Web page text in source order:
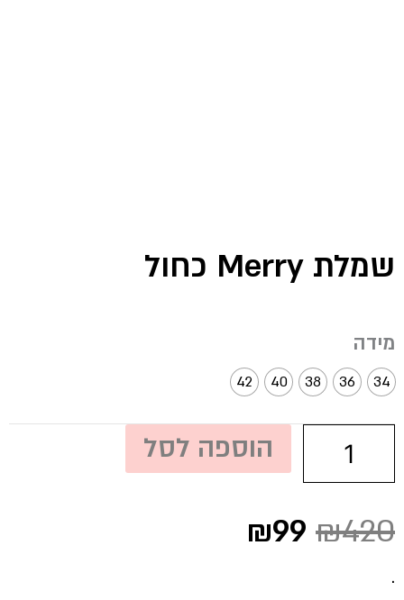
שמלת Merry כחול
מידה
34
36
38
40
42
של
שמלת
Merry
הוספה לסל
₪420 המחיר
המקורי
₪99
.